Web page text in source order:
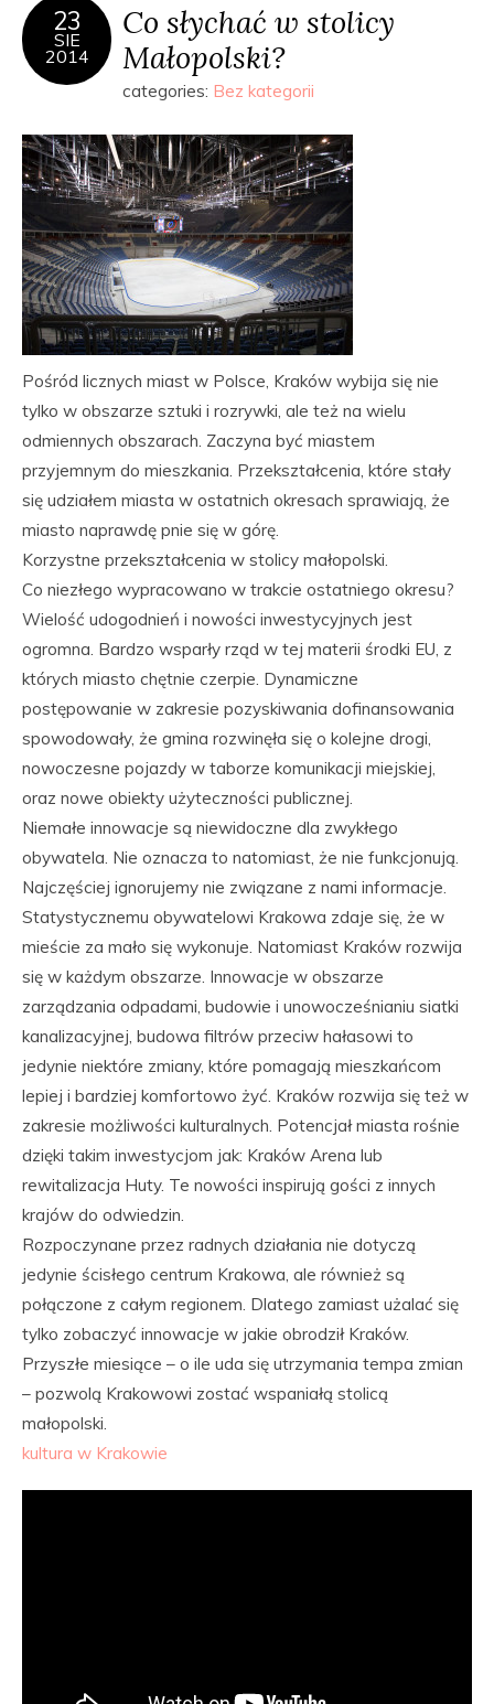
23
SIE
2014
Co słychać w stolicy
Małopolski?
categories: Bez kategorii
Pośród licznych miast w Polsce, Kraków wybija się nie
tylko w obszarze sztuki i rozrywki, ale też na wielu
odmiennych obszarach. Zaczyna być miastem
przyjemnym do mieszkania. Przekształcenia, które stały
się udziałem miasta w ostatnich okresach sprawiają, że
miasto naprawdę pnie się w górę.
Korzystne przekształcenia w stolicy małopolski.
Co niezłego wypracowano w trakcie ostatniego okresu?
Wielość udogodnień i nowości inwestycyjnych jest
ogromna. Bardzo wsparły rząd w tej materii środki EU, z
których miasto chętnie czerpie. Dynamiczne
postępowanie w zakresie pozyskiwania dofinansowania
spowodowały, że gmina rozwinęła się o kolejne drogi,
nowoczesne pojazdy w taborze komunikacji miejskiej,
oraz nowe obiekty użyteczności publicznej.
Niemałe innowacje są niewidoczne dla zwykłego
obywatela. Nie oznacza to natomiast, że nie funkcjonują.
Najczęściej ignorujemy nie związane z nami informacje.
Statystycznemu obywatelowi Krakowa zdaje się, że w
mieście za mało się wykonuje. Natomiast Kraków rozwija
się w każdym obszarze. Innowacje w obszarze
zarządzania odpadami, budowie i unowocześnianiu siatki
kanalizacyjnej, budowa filtrów przeciw hałasowi to
jedynie niektóre zmiany, które pomagają mieszkańcom
lepiej i bardziej komfortowo żyć. Kraków rozwija się też w
zakresie możliwości kulturalnych. Potencjał miasta rośnie
dzięki takim inwestycjom jak: Kraków Arena lub
rewitalizacja Huty. Te nowości inspirują gości z innych
krajów do odwiedzin.
Rozpoczynane przez radnych działania nie dotyczą
jedynie ścisłego centrum Krakowa, ale również są
połączone z całym regionem. Dlatego zamiast użalać się
tylko zobaczyć innowacje w jakie obrodził Kraków.
Przyszłe miesiące – o ile uda się utrzymania tempa zmian
– pozwolą Krakowowi zostać wspaniałą stolicą
małopolski.
kultura w Krakowie